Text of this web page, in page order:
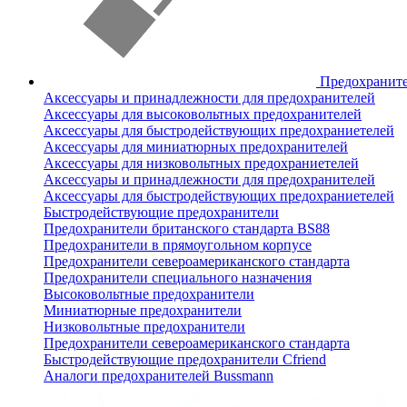
Аксессуары и принадлежности для предохранителей
Аксессуары для высоковольтных предохранителей
Аксессуары для быстродействующих предохраниетелей
Аксессуары для миниатюрных предохранителей
Аксессуары для низковольтных предохраниетелей
Аксессуары и принадлежности для предохранителей
Аксессуары для быстродействующих предохраниетелей
Быстродействующие предохранители
Предохранители британского стандарта BS88
Предохранители в прямоугольном корпусе
Предохранители североамериканского стандарта
Предохранители специального назначения
Высоковольтные предохранители
Миниатюрные предохранители
Низковольтные предохранители
Предохранители североамериканского стандарта
Быстродействующие предохранители Cfriend
Аналоги предохранителей Bussmann